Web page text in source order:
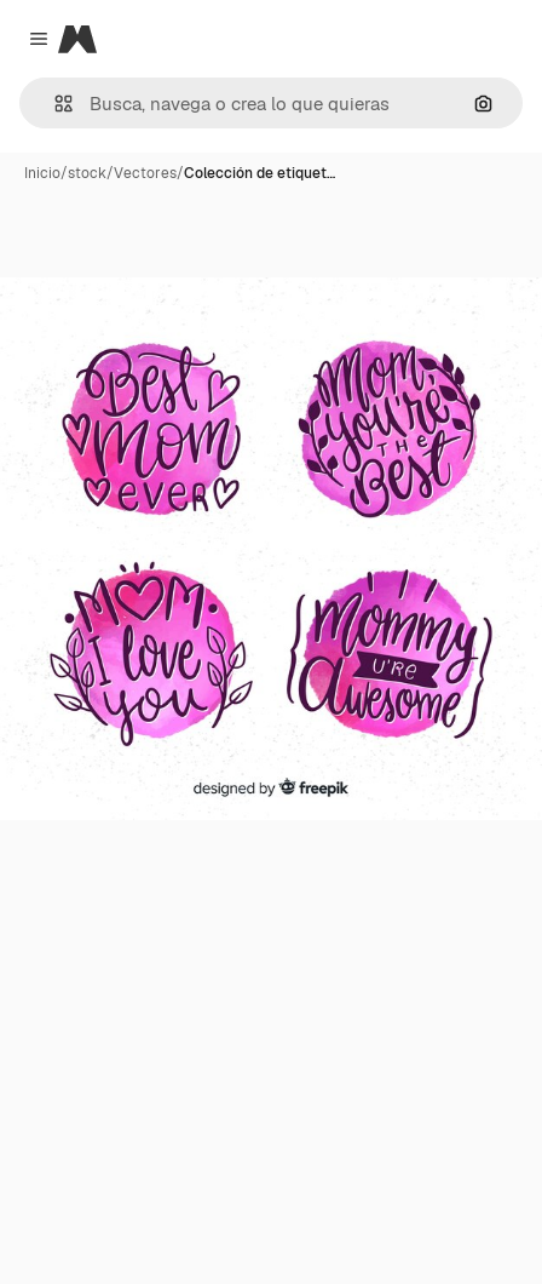
Close menu
Magnific
Inicio/stock/Vectores/Colección de etiquet…